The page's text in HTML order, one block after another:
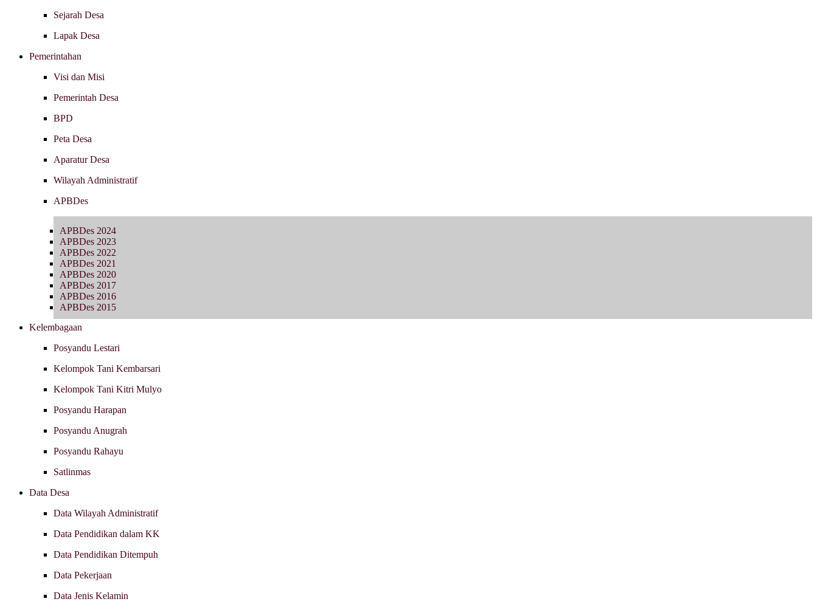
Sejarah Desa
Lapak Desa
Pemerintahan
Visi dan Misi
Pemerintah Desa
BPD
Peta Desa
Aparatur Desa
Wilayah Administratif
APBDes
APBDes 2024
APBDes 2023
APBDes 2022
APBDes 2021
APBDes 2020
APBDes 2017
APBDes 2016
APBDes 2015
Kelembagaan
Posyandu Lestari
Kelompok Tani Kembarsari
Kelompok Tani Kitri Mulyo
Posyandu Harapan
Posyandu Anugrah
Posyandu Rahayu
Satlinmas
Data Desa
Data Wilayah Administratif
Data Pendidikan dalam KK
Data Pendidikan Ditempuh
Data Pekerjaan
Data Jenis Kelamin